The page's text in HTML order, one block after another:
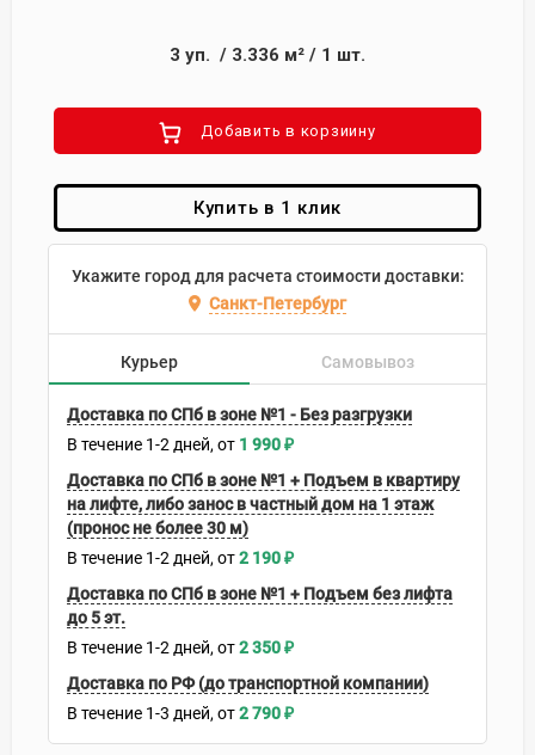
3 уп. / 3.336 м² / 1 шт.
Добавить в корзиину
Купить в 1 клик
Укажите город для расчета стоимости доставки:
Санкт-Петербург
Курьер Самовывоз
Доставка по СПб в зоне №1 - Без разгрузки
В течение 1-2 дней 1 990₽
Доставка по СПб в зоне №1 + Подъем в квартиру
на лифте, либо занос в частный дом на 1 этаж
(пронос не более 30 м)
В течение 1-2 дней 2 190₽
Доставка по СПб в зоне №1 + Подъем без лифта
до 5 эт.
В течение 1-2 дней 2 350₽
Доставка по РФ (до транспортной компании)
В течение 1-3 дней 2 790₽